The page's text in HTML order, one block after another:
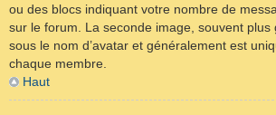
ou des blocs indiquant votre nombre de
sur le forum. La seconde image, souvent plus
sous le nom d’avatar et généralement est
chaque membre.
Haut